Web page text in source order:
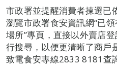
市政署並提醒消費者揀選已
瀏覽市政署食安資訊網“已
場所”專頁，直接以外賣店
行搜尋，以便更清晰了商戶
致電食安專線2833 8181查